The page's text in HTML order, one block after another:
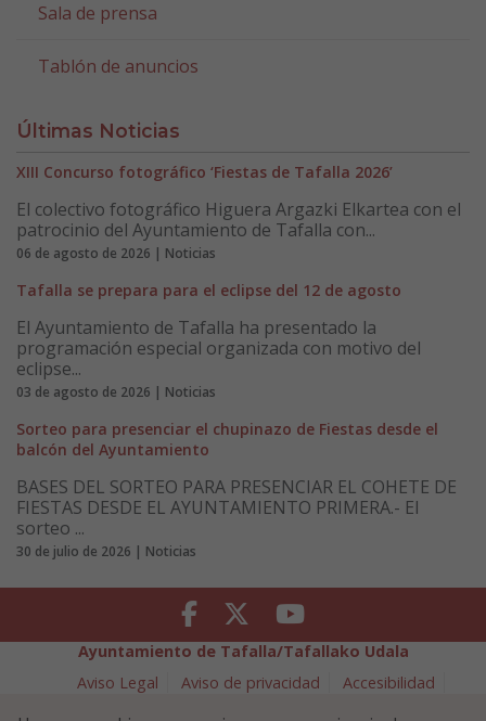
Sala de prensa
Tablón de anuncios
Últimas Noticias
XIII Concurso fotográfico ‘Fiestas de Tafalla 2026’
El colectivo fotográfico Higuera Argazki Elkartea con el
patrocinio del Ayuntamiento de Tafalla con...
06 de agosto de 2026 | Noticias
Tafalla se prepara para el eclipse del 12 de agosto
El Ayuntamiento de Tafalla ha presentado la
programación especial organizada con motivo del
eclipse...
03 de agosto de 2026 | Noticias
Sorteo para presenciar el chupinazo de Fiestas desde el
balcón del Ayuntamiento
BASES DEL SORTEO PARA PRESENCIAR EL COHETE DE
FIESTAS DESDE EL AYUNTAMIENTO PRIMERA.- El
sorteo ...
30 de julio de 2026 | Noticias
Facebook Twitter Youtube
Ayuntamiento de Tafalla/Tafallako Udala
Aviso Legal
Aviso de privacidad
Accesibilidad